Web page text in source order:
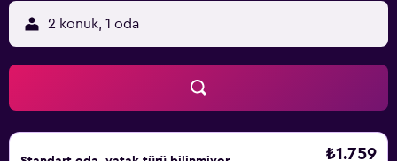
2 konuk, 1 oda
₺1.759